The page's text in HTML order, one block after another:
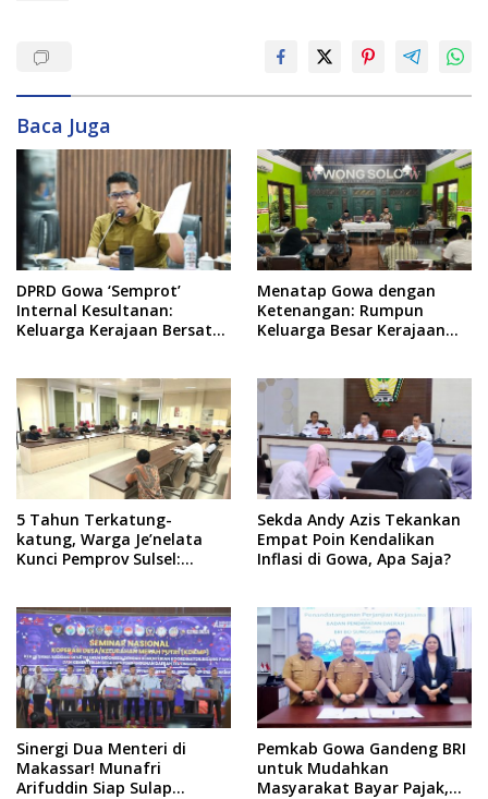
Baca Juga
DPRD Gowa ‘Semprot’
Internal Kesultanan:
Keluarga Kerajaan Bersatu
Menatap Gowa dengan
Ketenangan: Rumpun
Keluarga Besar Kerajaan
Jalur Musyawarah,
Ingatkan Soal Adat dan
Adab
5 Tahun Terkatung-
katung, Warga Je’nelata
Kunci Pemprov Sulsel:
Sekda Andy Azis Tekankan
Empat Poin Kendalikan
Inflasi di Gowa, Apa Saja?
Sinergi Dua Menteri di
Makassar! Munafri
Arifuddin Siap Sulap
Pemkab Gowa Gandeng BRI
untuk Mudahkan
Masyarakat Bayar Pajak,